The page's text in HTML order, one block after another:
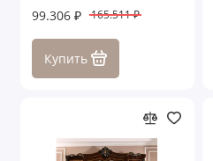
99.306 ₽ 165.511 ₽
Купить